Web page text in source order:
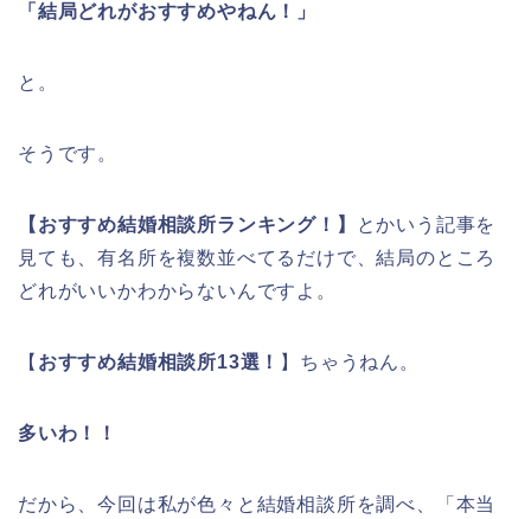
「結局どれがおすすめやねん！」
と。
そうです。
【おすすめ結婚相談所ランキング！】
とかいう記事を
見ても、有名所を複数並べてるだけで、結局のところ
どれがいいかわからないんですよ。
【 おすすめ結婚相談所13選！ 】ちゃうねん。
多いわ！！
だから、今回は私が色々と結婚相談所を調べ、「本当